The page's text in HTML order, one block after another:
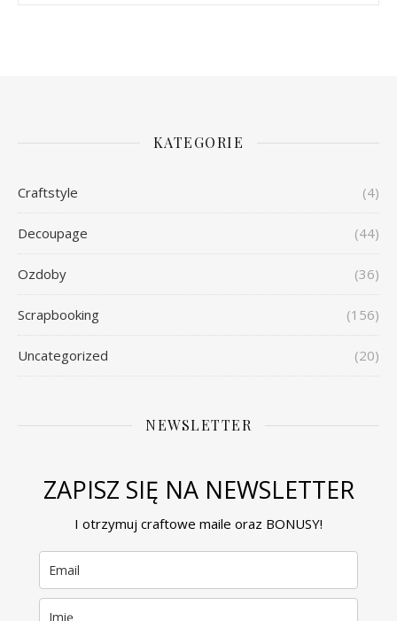
KATEGORIE
Craftstyle (4)
Decoupage (44)
Ozdoby (36)
Scrapbooking (156)
Uncategorized (20)
NEWSLETTER
ZAPISZ SIĘ NA NEWSLETTER
I otrzymuj craftowe maile oraz BONUSY!